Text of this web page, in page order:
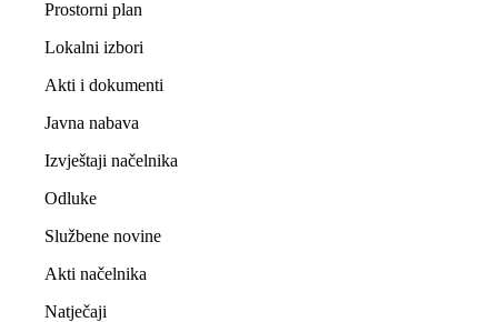
Prostorni plan
Lokalni izbori
Akti i dokumenti
Javna nabava
Izvještaji načelnika
Odluke
Službene novine
Akti načelnika
Natječaji